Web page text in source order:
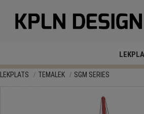
LEKPLATS TEMALEK SGM SERIES